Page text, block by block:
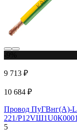
9 713 ₽
10 684 ₽
Провод ПуГВнг(А)-
221/
5